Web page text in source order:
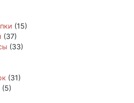
(15)
(37)
(33)
(31)
(5)